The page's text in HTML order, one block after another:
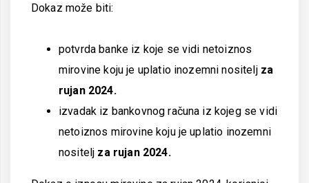
Dokaz može biti:
potvrda banke iz koje se vidi netoiznos
mirovine koju je uplatio inozemni nositelj za
rujan 2024.
izvadak iz bankovnog računa iz kojeg se vidi
netoiznos mirovine koju je uplatio inozemni
nositelj za rujan 2024.